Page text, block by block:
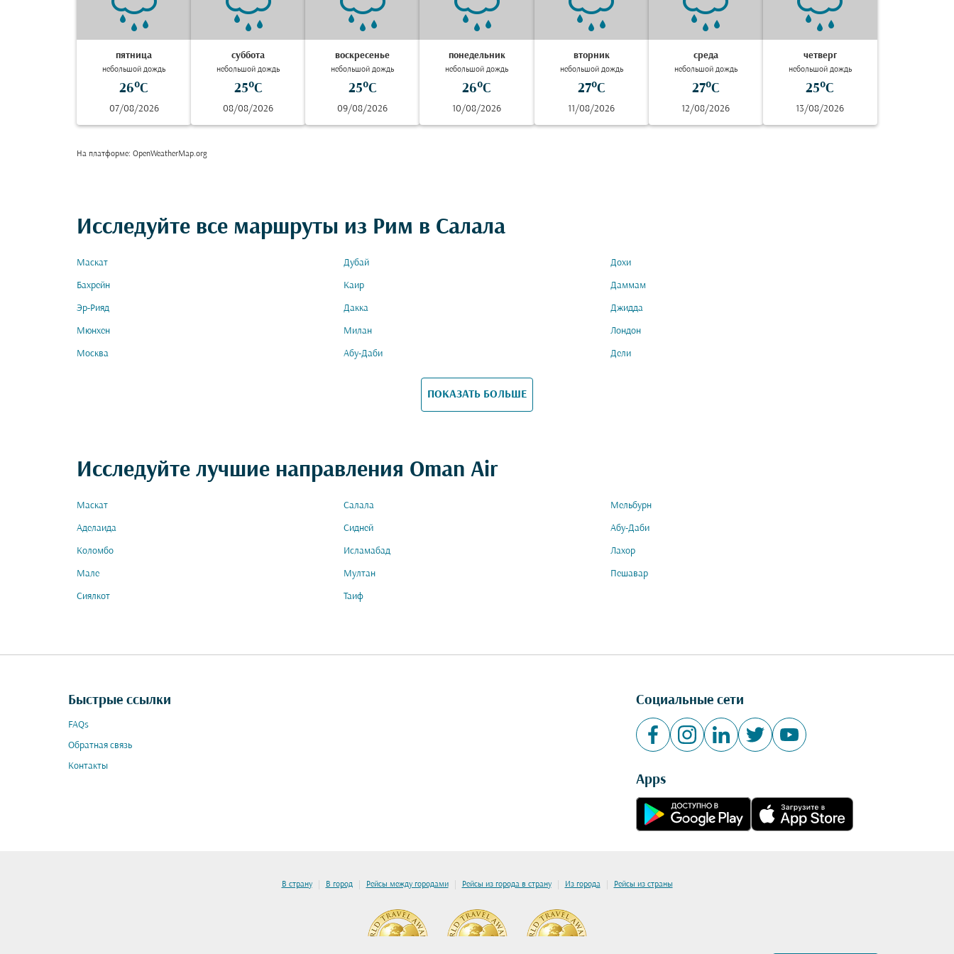
пятница
небольшой дождь
26°C
07/08/2026
суббота
небольшой дождь
25°C
08/08/2026
воскресенье
небольшой дождь
25°C
09/08/2026
понедельник
небольшой дождь
26°C
10/08/2026
вторник
небольшой дождь
27°C
11/08/2026
среда
небольшой дождь
27°C
12/08/2026
четверг
небольшой дождь
25°C
13/08/2026
На платформе: OpenWeatherMap.org
Исследуйте все маршруты из Рим в Салала
Маскат Дубай Дохи
Бахрейн Каир Даммам
Эр-Рияд Дакка Джидда
Мюнхен Милан Лондон
Москва Абу-Даби Дели
ПОКАЗАТЬ БОЛЬШЕ
Исследуйте лучшие направления Oman Air
Маскат Салала Мельбурн
Аделаида Сидней Абу-Даби
Коломбо Исламабад Лахор
Мале Мултан Пешавар
Сиялкот Таиф
Быстрые ссылки
FAQs
Обратная связь
Контакты
Социальные сети
Apps
В страну | В город | Рейсы между городами | Рейсы из города в страну | Из города | Рейсы из страны